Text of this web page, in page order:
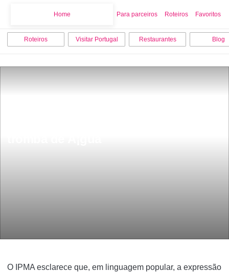
Home Para parceiros Roteiros Favoritos
Roteiros Visitar Portugal Restaurantes Blog
O IPMA esclarece que, em linguagem popular, a expressão